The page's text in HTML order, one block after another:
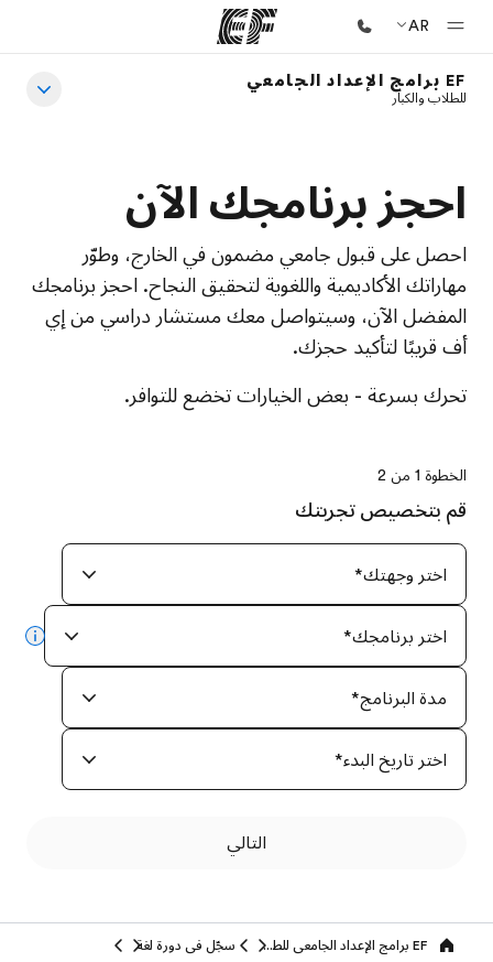
AR
الصفحة الرئيسية
برامج
شاهد كل ما نقوم به
مكاتب
أعثر على مكتب قريب منك
نبذة عنا
EF برامج الإعداد الجامعي
للطلاب والكبار
احجز برنامجك الآن
احصل على قبول جامعي مضمون في الخارج، وطوّر
مهاراتك الأكاديمية واللغوية لتحقيق النجاح. احجز برنامجك
المفضل الآن، وسيتواصل معك مستشار دراسي من إي
أف قريبًا لتأكيد حجزك.
تحرك بسرعة - بعض الخيارات تخضع للتوافر.
الخطوة 1 من 2
قم بتخصيص تجربتك
اختر وجهتك*
اختر برنامجك*
مدة البرنامج*
اختر تاريخ البدء*
التالي
Home EF برامج الإعداد الجامعي للطلاب والكبار سجّل في دورة لغة